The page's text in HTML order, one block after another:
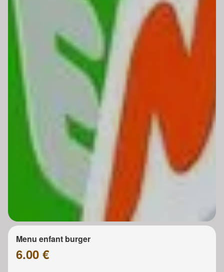
Menu enfant burger
6.00 €